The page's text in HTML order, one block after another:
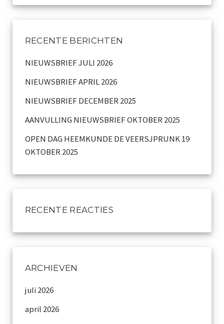
RECENTE BERICHTEN
NIEUWSBRIEF JULI 2026
NIEUWSBRIEF APRIL 2026
NIEUWSBRIEF DECEMBER 2025
AANVULLING NIEUWSBRIEF OKTOBER 2025
OPEN DAG HEEMKUNDE DE VEERSJPRUNK 19
OKTOBER 2025
RECENTE REACTIES
ARCHIEVEN
juli 2026
april 2026